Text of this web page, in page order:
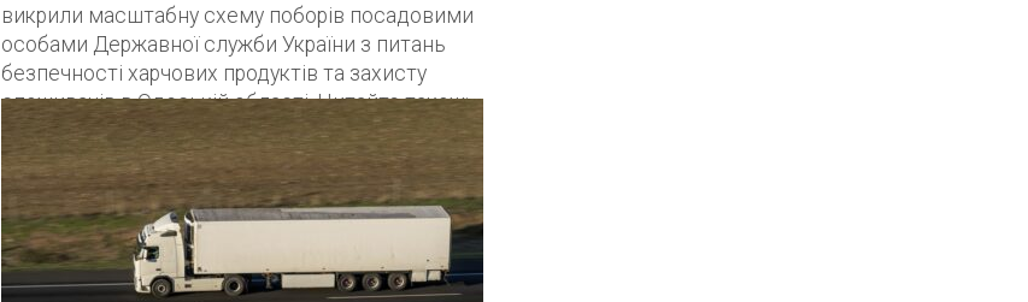
викрили масштабну схему поборів посадовими
особами Державної служби України з питань
безпечності харчових продуктів та захисту
споживачів в Одеській області. Читайте також:...